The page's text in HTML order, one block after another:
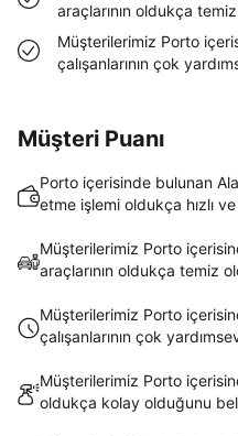
araçlarının oldukça
Müşterilerimiz Porto
çalışanlarının çok
Müşteri Puanı
Porto içerisinde bulunan
etme işlemi oldukça hızlı
Müşterilerimiz Porto
araçlarının oldukça temiz
Müşterilerimiz Porto
çalışanlarının çok
Müşterilerimiz Porto
oldukça kolay olduğunu